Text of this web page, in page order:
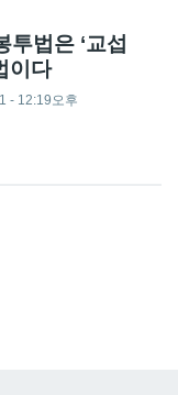
법은 ‘교섭
이다
- 12:19오후